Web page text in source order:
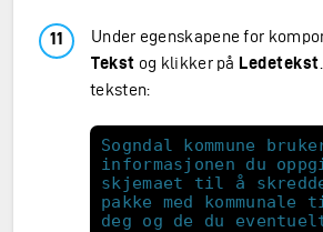
Under egenskapene for
Tekst og klikker på Ledetekst
teksten:
Sogndal kommune
informasjonen du
skjemaet til å
pakke med
deg og de du